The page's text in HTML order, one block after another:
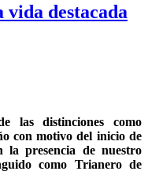
destacada
las distinciones como
con motivo del inicio de
presencia de nuestro
como Trianero de